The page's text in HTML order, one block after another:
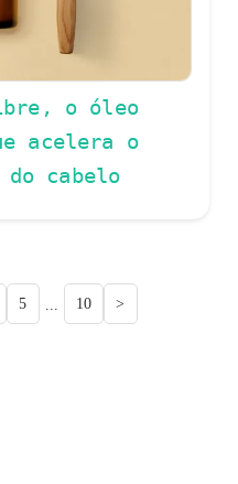
o óleo
acelera o
do cabelo
5 ... 10 >